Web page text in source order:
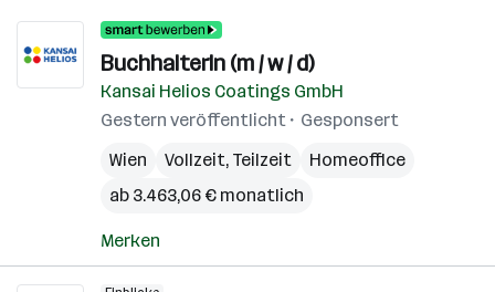
BuchhalterIn (m / w / d)
Kansai Helios Coatings GmbH
Gestern veröffentlicht
Gesponsert
Wien
Vollzeit, Teilzeit
Homeoffice
ab 3.463,06 € monatlich
Merken